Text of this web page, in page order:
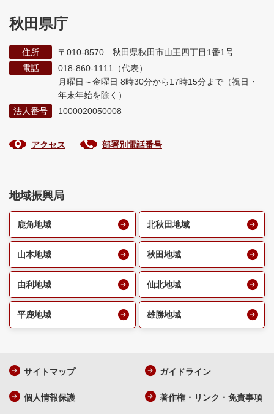
秋田県庁
住所
〒010-8570 秋田県秋田市山王四丁目1番1号
電話
018-860-1111（代表）
月曜日～金曜日 8時30分から17時15分まで （祝日・
年末年始を除く）
法人番号
1000020050008
アクセス 部署別電話番号
地域振興局
鹿角地域 北秋田地域
山本地域 秋田地域
由利地域 仙北地域
平鹿地域 雄勝地域
サイトマップ ガイドライン
個人情報保護 著作権・リンク・免責事項